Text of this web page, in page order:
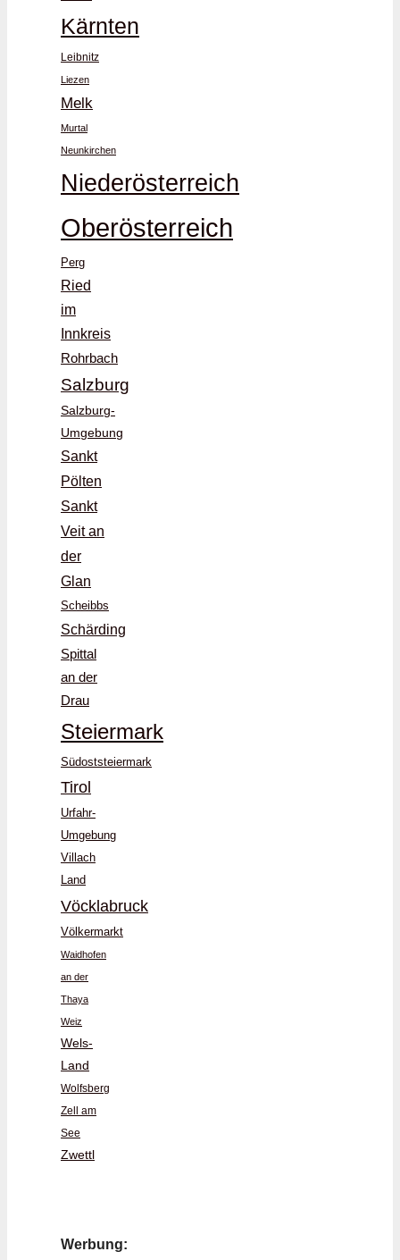
Kärnten
Leibnitz
Liezen
Melk
Murtal
Neunkirchen
Niederösterreich
Oberösterreich
Perg
Ried
im
Innkreis
Rohrbach
Salzburg
Salzburg-
Umgebung
Sankt
Pölten
Sankt
Veit an
der
Glan
Scheibbs
Schärding
Spittal
an der
Drau
Steiermark
Südoststeiermark
Tirol
Urfahr-
Umgebung
Villach
Land
Vöcklabruck
Völkermarkt
Waidhofen
an der
Thaya
Weiz
Wels-
Land
Wolfsberg
Zell am
See
Zwettl
Werbung: